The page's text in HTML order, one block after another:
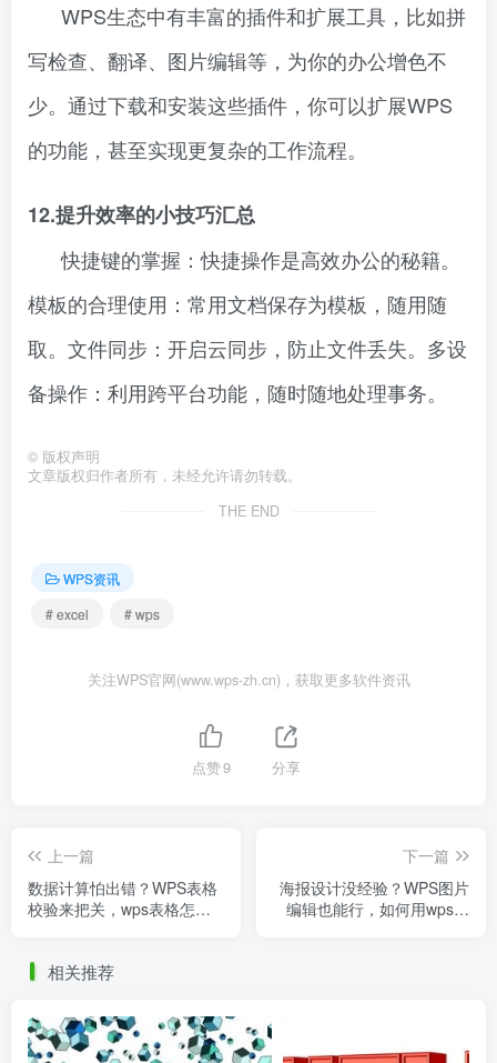
WPS生态中有丰富的插件和扩展工具，比如拼
写检查、翻译、图片编辑等，为你的办公增色不
少。通过下载和安装这些插件，你可以扩展WPS
的功能，甚至实现更复杂的工作流程。
12.提升效率的小技巧汇总
快捷键的掌握：快捷操作是高效办公的秘籍。
模板的合理使用：常用文档保存为模板，随用随
取。文件同步：开启云同步，防止文件丢失。多设
备操作：利用跨平台功能，随时随地处理事务。
© 版权声明
文章版权归作者所有，未经允许请勿转载。
THE END
WPS资讯
# excel
# wps
关注WPS官网(www.wps-zh.cn)，获取更多软件资讯
点赞9 分享
上一篇
数据计算怕出错？WPS表格
校验来把关，wps表格怎么
下一篇
海报设计没经验？WPS图片
编辑也能行，如何用wps做
相关推荐